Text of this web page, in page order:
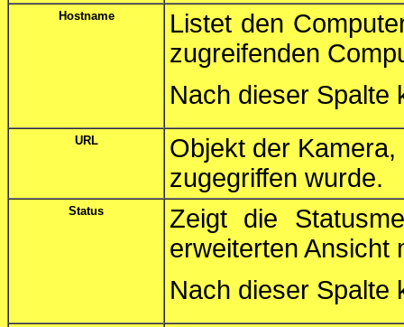
Hostname
Listet den
zugreifenden
Nach dieser Spalte
URL
Objekt der
zugegriffen wurde.
Status
Zeigt die
erweiterten Ansicht
Nach dieser Spalte